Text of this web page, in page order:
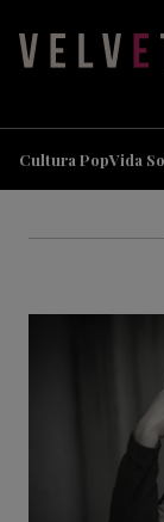
Cultura PopVida